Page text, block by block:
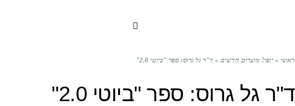
ראשי » יופי! מוצרים חדשים » ד"ר גל גרוס: ספר "ביוטי 2.0"
ד"ר גל גרוס: ספר "ביוטי 2.0"